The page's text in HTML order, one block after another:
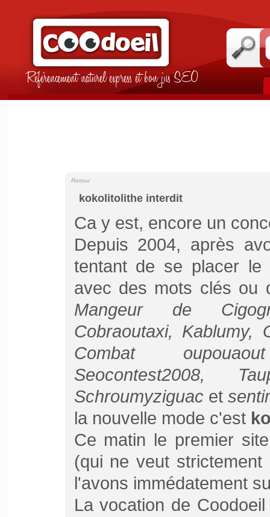
Référencement naturel express et bon jus SEO
kokolitolithe interdit
Retour
Ca y est, encore un
Depuis 2004, après
tentant de se placer le
avec des mots clés ou
Mangeur de
Cobraoutaxi, Kablumy,
Combat
Seocontest2008,
Schroumyziguac et
la nouvelle mode c'est
Ce matin le premier
(qui ne veut
l'avons immédatement
La vocation de